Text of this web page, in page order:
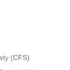
(CFS)